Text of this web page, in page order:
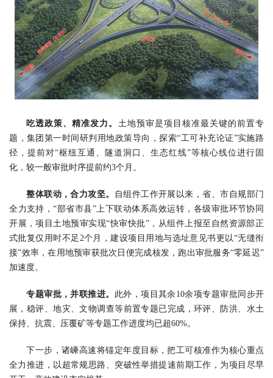
吃透政策、精准发力。 土地预审是项目核准最关键的前置专
题，集团第一时间研判用地政策导向，探索“工可补充论证”实施路
径，提前对“枢纽互通、隧道洞口、生态红线”等核心线位进行固
化，较一般审批时序提前约3个月。
整体联动，合力攻坚。
自组件工作开展以来，省、市自规部门
全力支持，“部省市县”上下联动体系高效运转，各级审批环节协同
开展，项目土地预审实现“快审快批”，从组件上报至自然资源部正
式批复仅用时不足2个月，建设项目用地与选址意见书更以“无缝衔
接”效率，在用地预审获批次日便完成核发，跑出审批服务“零延迟”
加速度。
专题审批，并联推进。 此外，项目其余10余项专题审批同步开
展，稳评、地灾、文物调查等前置专题已完成，环评、防洪、水土
保持、抗震、压覆矿等专题工作进度均已超60%。
下一步，诸嵊高速将锚定年度目标，把工可核准作为核心重点
全力推进，以超常规思路、突破性举措提速前期工作，为项目尽早